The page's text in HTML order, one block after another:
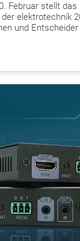
Februar stellt das
elektrotechnik
und